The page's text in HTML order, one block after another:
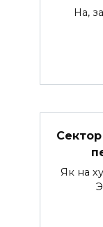
На,
Як на